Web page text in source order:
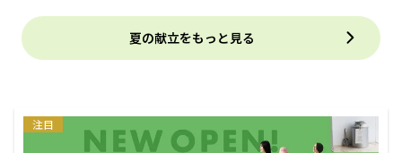
夏の献立をもっと見る
注目